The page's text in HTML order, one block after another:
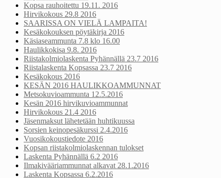
Kopsa rauhoitettu 19.11. 2016
Hirvikokous 29.8 2016
SAARISSA ON VIELÄ LAMPAITA!
Kesäkokouksen pöytäkirja 2016
Käsiaseammunta 7.8 klo 16.00
Haulikkokisa 9.8. 2016
Riistakolmiolaskenta Pyhännällä 23.7 2016
Riistalaskenta Kopsassa 23.7 2016
Kesäkokous 2016
KESÄN 2016 HAULIKKOAMMUNNAT
Metsokuvioammunta 12.5.2016
Kesän 2016 hirvikuvioammunnat
Hirvikokous 21.4 2016
Jäsenmaksut lähetetään huhtikuussa
Sorsien keinopesäkurssi 2.4.2016
Vuosikokoustiedote 2016
Kopsan riistakolmiolaskennan tulokset
Laskenta Pyhännällä 6.2 2016
Ilmakivääriammunnat alkavat 28.1.2016
Laskenta Kopsassa 6.2.2016